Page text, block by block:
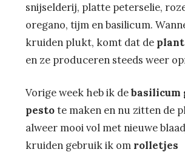
snijselderij, platte peterselie,
oregano, tijm en basilicum.
kruiden plukt, komt dat de plant
en ze produceren steeds weer
Vorige week heb ik debasilicum
pestote maken en nu zitten de
alweer mooi vol met nieuwe
kruiden gebruik ik om rolletjes